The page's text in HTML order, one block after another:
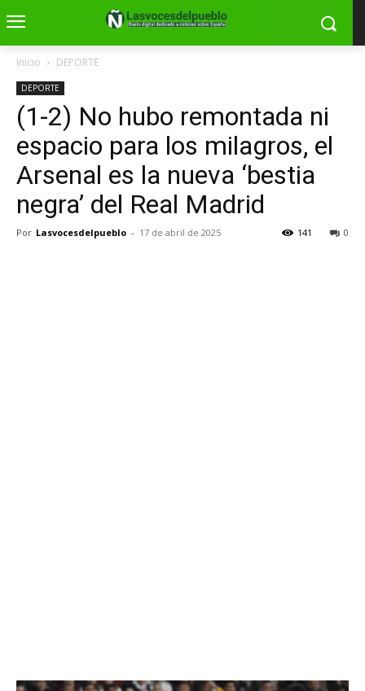
Inicio DEPORTE
DEPORTE
(1-2) No hubo remontada ni
espacio para los milagros, el
Arsenal es la nueva ‘bestia
negra’ del Real Madrid
Por Lasvocesdelpueblo - 17 de abril de 2025 0
141